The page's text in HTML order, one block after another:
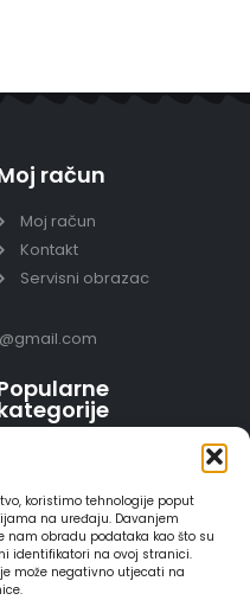
koristimo tehnologije poput
na uređaju. Davanjem
nam obradu podataka kao što su
identifikatori na ovoj stranici.
može negativno utjecati na
račun
Moj račun
Kontakt
Servisni obrazac
Video nadzor - kompleti
AJAX alarmi
HIKVISION portafoni
REOLINK kamere